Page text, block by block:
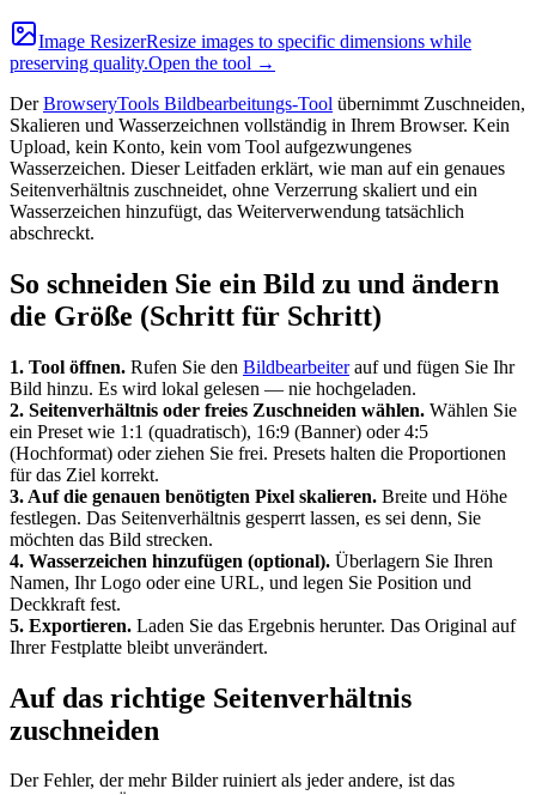
Image ResizerResize images to specific dimensions while
preserving quality.Open the tool →
DerBrowseryTools Bildbearbeitungs-Tool übernimmt Zuschneiden,
Skalieren und Wasserzeichnen vollständig in Ihrem Browser. Kein
Upload, kein Konto, kein vom Tool aufgezwungenes
Wasserzeichen. Dieser Leitfaden erklärt, wie man auf ein genaues
Seitenverhältnis zuschneidet, ohne Verzerrung skaliert und ein
Wasserzeichen hinzufügt, das Weiterverwendung tatsächlich
abschreckt.
So schneiden Sie ein Bild zu und ändern
die Größe (Schritt für Schritt)
1. Tool öffnen. Rufen Sie den Bildbearbeiter auf und fügen Sie Ihr
Bild hinzu. Es wird lokal gelesen — nie hochgeladen.
2. Seitenverhältnis oder freies Zuschneiden wählen. Wählen Sie
ein Preset wie 1:1 (quadratisch), 16:9 (Banner) oder 4:5
(Hochformat) oder ziehen Sie frei. Presets halten die Proportionen
für das Ziel korrekt.
3. Auf die genauen benötigten Pixel skalieren. Breite und Höhe
festlegen. Das Seitenverhältnis gesperrt lassen, es sei denn, Sie
möchten das Bild strecken.
4. Wasserzeichen hinzufügen (optional). Überlagern Sie Ihren
Namen, Ihr Logo oder eine URL, und legen Sie Position und
Deckkraft fest.
5. Exportieren. Laden Sie das Ergebnis herunter. Das Original auf
Ihrer Festplatte bleibt unverändert.
Auf das richtige Seitenverhältnis
zuschneiden
Der Fehler, der mehr Bilder ruiniert als jeder andere, ist das